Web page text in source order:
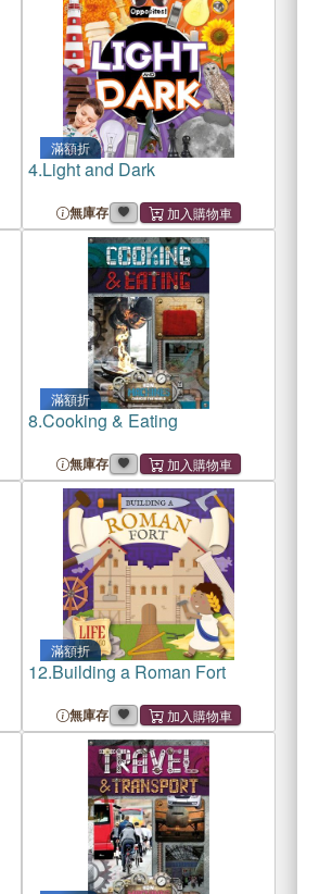
滿額折
4.Light and Dark
無庫存
滿額折
8.Cooking & Eating
無庫存
滿額折
12.Building a Roman Fort
無庫存